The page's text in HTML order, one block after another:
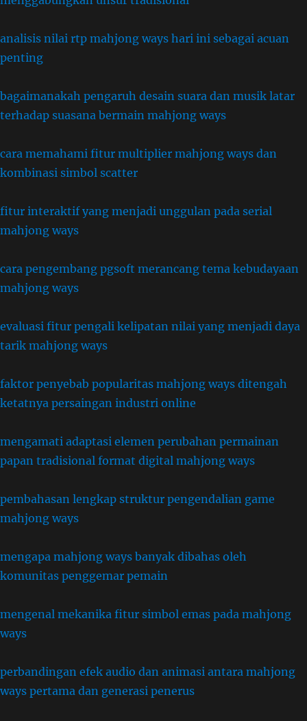
analisis nilai rtp mahjong ways hari ini sebagai acuan
penting
bagaimanakah pengaruh desain suara dan musik latar
terhadap suasana bermain mahjong ways
cara memahami fitur multiplier mahjong ways dan
kombinasi simbol scatter
fitur interaktif yang menjadi unggulan pada serial
mahjong ways
cara pengembang pgsoft merancang tema kebudayaan
mahjong ways
evaluasi fitur pengali kelipatan nilai yang menjadi daya
tarik mahjong ways
faktor penyebab popularitas mahjong ways ditengah
ketatnya persaingan industri online
mengamati adaptasi elemen perubahan permainan
papan tradisional format digital mahjong ways
pembahasan lengkap struktur pengendalian game
mahjong ways
mengapa mahjong ways banyak dibahas oleh
komunitas penggemar pemain
mengenal mekanika fitur simbol emas pada mahjong
ways
perbandingan efek audio dan animasi antara mahjong
ways pertama dan generasi penerus